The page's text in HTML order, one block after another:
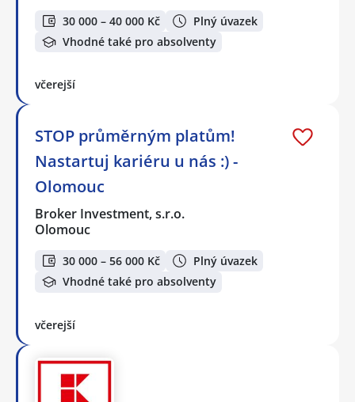
30 000 – 40 000 Kč
Plný úvazek
Vhodné také pro absolventy
včerejší
STOP průměrným platům!
Nastartuj kariéru u nás :) -
Olomouc
Broker Investment, s.r.o.
Olomouc
30 000 – 56 000 Kč
Plný úvazek
Vhodné také pro absolventy
včerejší